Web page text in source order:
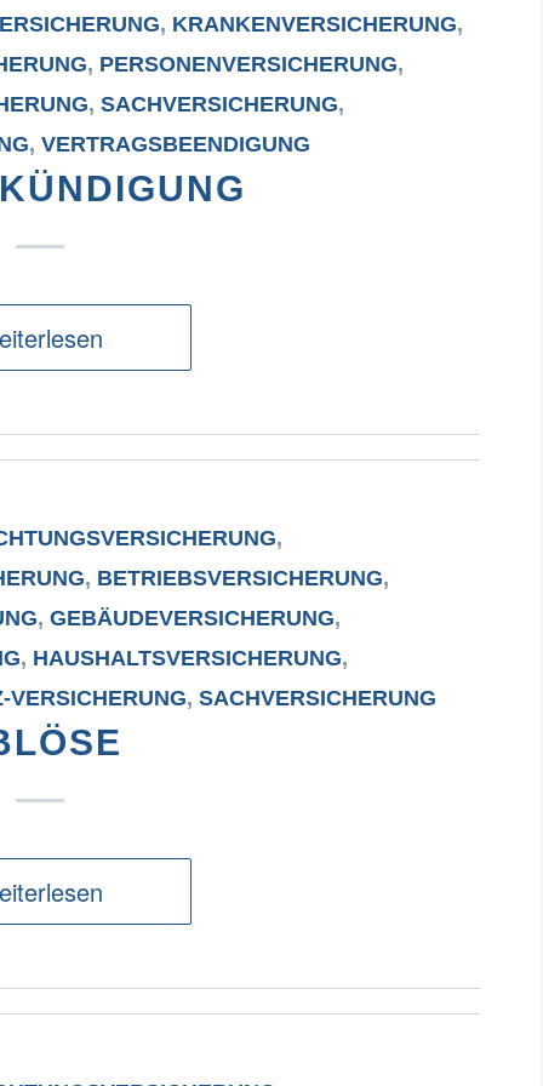
, KRANKENVERSICHERUNG,
, PERSONENVERSICHERUNG,
,SACHVERSICHERUNG,
,VERTRAGSBEENDIGUNG
,
, BETRIEBSVERSICHERUNG,
, GEBÄUDEVERSICHERUNG,
, HAUSHALTSVERSICHERUNG,
VERSICHERUNG,SACHVERSICHERUNG